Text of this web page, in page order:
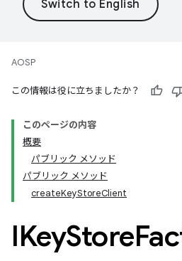
AOSP
この情報は役に立ちましたか？
このページの内容
概要
パブリック メソッド
パブリック メソッド
createKeyStoreClient
IKeyStore